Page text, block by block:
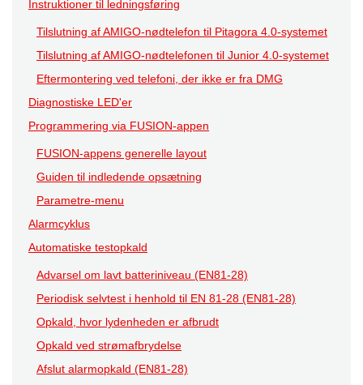
Instruktioner til ledningsføring
Tilslutning af AMIGO-nødtelefon til Pitagora 4.0-systemet
Tilslutning af AMIGO-nødtelefonen til Junior 4.0-systemet
Eftermontering ved telefoni, der ikke er fra DMG
Diagnostiske LED'er
Programmering via FUSION-appen
FUSION-appens generelle layout
Guiden til indledende opsætning
Parametre-menu
Alarmcyklus
Automatiske testopkald
Advarsel om lavt batteriniveau (EN81-28)
Periodisk selvtest i henhold til EN 81-28 (EN81-28)
Opkald, hvor lydenheden er afbrudt
Opkald ved strømafbrydelse
Afslut alarmopkald (EN81-28)